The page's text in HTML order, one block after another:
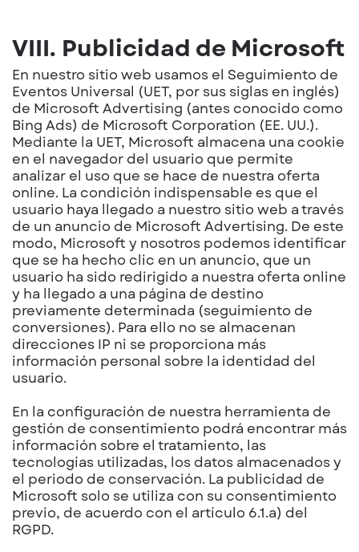
VIII. Publicidad de Microsoft
En nuestro sitio web usamos el Seguimiento de
Eventos Universal (UET, por sus siglas en inglés)
de Microsoft Advertising (antes conocido como
Bing Ads) de Microsoft Corporation (EE. UU.).
Mediante la UET, Microsoft almacena una cookie
en el navegador del usuario que permite
analizar el uso que se hace de nuestra oferta
online. La condición indispensable es que el
usuario haya llegado a nuestro sitio web a través
de un anuncio de Microsoft Advertising. De este
modo, Microsoft y nosotros podemos identificar
que se ha hecho clic en un anuncio, que un
usuario ha sido redirigido a nuestra oferta online
y ha llegado a una página de destino
previamente determinada (seguimiento de
conversiones). Para ello no se almacenan
direcciones IP ni se proporciona más
información personal sobre la identidad del
usuario.
En la configuración de nuestra herramienta de
gestión de consentimiento podrá encontrar más
información sobre el tratamiento, las
tecnologías utilizadas, los datos almacenados y
el periodo de conservación. La publicidad de
Microsoft solo se utiliza con su consentimiento
previo, de acuerdo con el artículo 6.1.a) del
RGPD.